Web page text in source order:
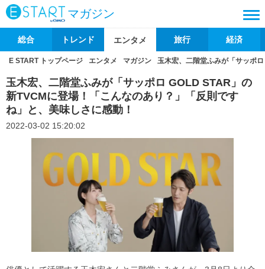
マガジン
総合 トレンド エンタメ 旅行 経済
E START トップページ エンタメ マガジン 玉木宏、二階堂ふみが「サッポ
玉木宏、二階堂ふみが「サッポロ GOLD STAR」の
新TVCMに登場！「こんなのあり？」「反則です
ね」と、美味しさに感動！
2022-03-02 15:20:02